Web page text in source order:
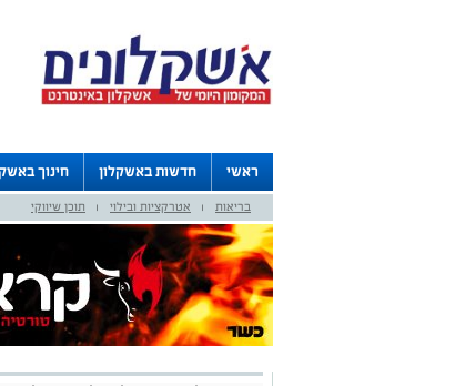
ראשי חדשות באשקלון חינוך
דרושים באשקלון לוחות בריאות | אטרקציות ובילוי | תוכן שיווקי